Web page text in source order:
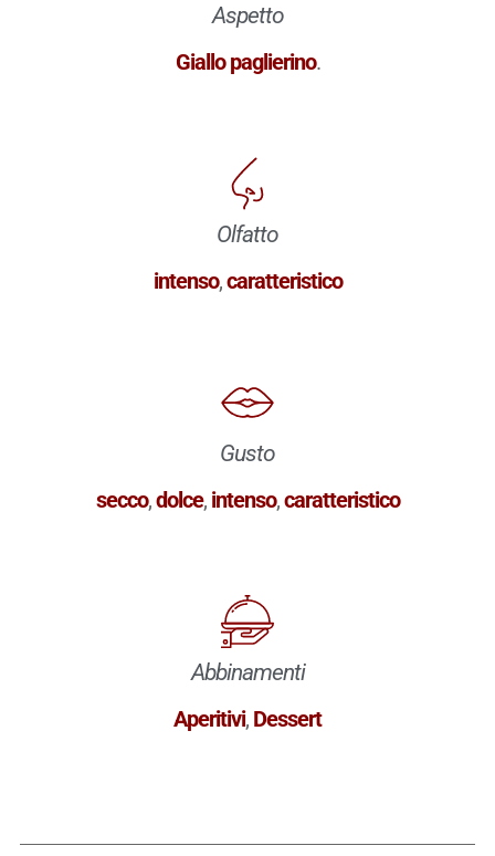
Aspetto
Giallo paglierino.
Olfatto
intenso,caratteristico
Gusto
secco,dolce, intenso,caratteristico
Abbinamenti
Aperitivi, Dessert